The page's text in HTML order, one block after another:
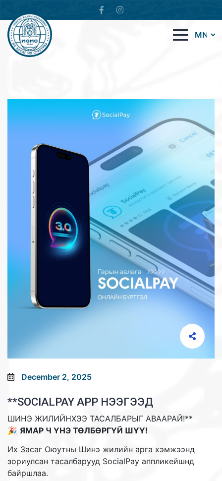
December 2, 2025
**SOCIALPAY APP НЭЭГЭЭД
ШИНЭ ЖИЛИЙНХЭЭ ТАСАЛБАРЫГ АВААРАЙ!**
🎉 ЯМАР Ч ҮНЭ ТӨЛБӨРГҮЙ ШҮҮ!
Их Засаг Оюутны Шинэ жилийн арга хэмжээнд
зориулсан тасалбарууд SocialPay аппликейшнд
байршлаа.